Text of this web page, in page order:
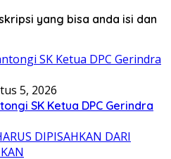
yang bisa anda isi dan
5, 2026
SK Ketua DPC Gerindra